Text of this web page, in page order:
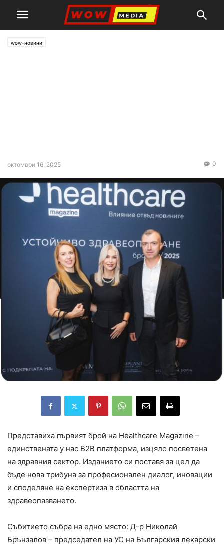
wow-новини
октомври 16, 2025 0
Представиха първият брой на Healthcare Magazine –
единствената у нас B2B платформа, изцяло посветена
на здравния сектор. Изданието си поставя за цел да
бъде нова трибуна за професионален диалог, иновации
и споделяне на експертиза в областта на
здравеопазването.
Събитието събра на едно място: Д-р Николай
Брънзалов – председател на УС на Българския лекарски